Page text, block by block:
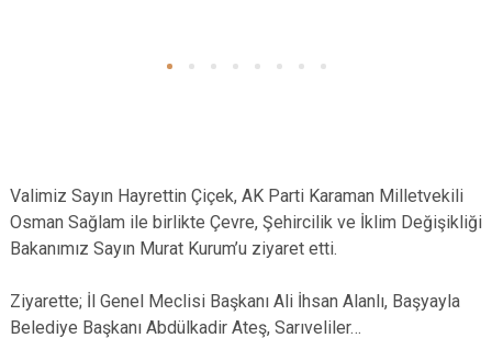
Valimiz Sayın Hayrettin Çiçek, AK Parti Karaman Milletvekili
Osman Sağlam ile birlikte Çevre, Şehircilik ve İklim Değişikliği
Bakanımız Sayın Murat Kurum’u ziyaret etti.
Ziyarette; İl Genel Meclisi Başkanı Ali İhsan Alanlı, Başyayla
Belediye Başkanı Abdülkadir Ateş, Sarıveliler…